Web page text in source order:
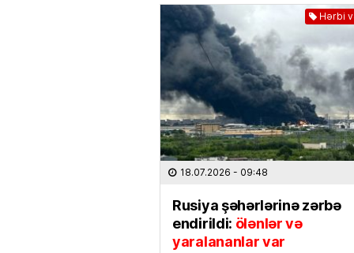
Hərbi
18.07.2026 - 09:48
Rusiya şəhərlərinə zərbə
endirildi: ölənlər və
yaralananlar var